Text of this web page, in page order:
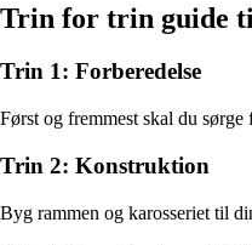
Trin for trin guide
Trin 1: Forberedelse
Først og fremmest skal du
Trin 2: Konstruktion
Byg rammen og karosseriet til